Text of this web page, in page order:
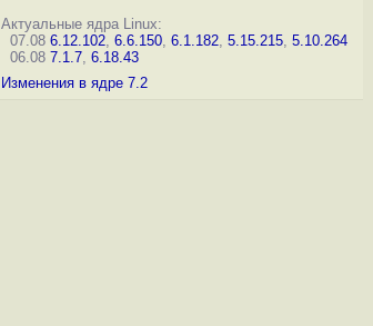
Актуальные ядра Linux:
07.08 6.12.102, 6.6.150, 6.1.182, 5.15.215, 5.10.264
06.08 7.1.7, 6.18.43
Изменения в ядре 7.2